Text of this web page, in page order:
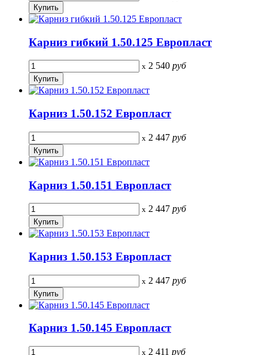
Карниз гибкий 1.50.125 Европласт
x 2 540 руб
Карниз 1.50.152 Европласт
x 2 447 руб
Карниз 1.50.151 Европласт
x 2 447 руб
Карниз 1.50.153 Европласт
x 2 447 руб
Карниз 1.50.145 Европласт
x 2 411 руб